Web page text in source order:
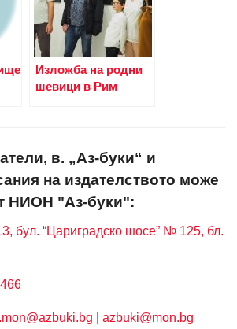
Изложба на родни
шевици в Рим
в. „Аз-буки“ и
на издателството може
НИОН "Аз-буки":
бул. “Цариградско шосе” № 125, бл.
azbuki@mon.bg